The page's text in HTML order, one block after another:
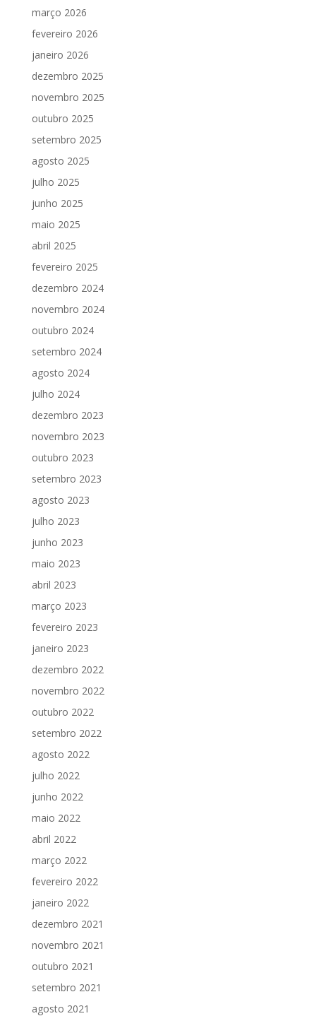
março 2026
fevereiro 2026
janeiro 2026
dezembro 2025
novembro 2025
outubro 2025
setembro 2025
agosto 2025
julho 2025
junho 2025
maio 2025
abril 2025
fevereiro 2025
dezembro 2024
novembro 2024
outubro 2024
setembro 2024
agosto 2024
julho 2024
dezembro 2023
novembro 2023
outubro 2023
setembro 2023
agosto 2023
julho 2023
junho 2023
maio 2023
abril 2023
março 2023
fevereiro 2023
janeiro 2023
dezembro 2022
novembro 2022
outubro 2022
setembro 2022
agosto 2022
julho 2022
junho 2022
maio 2022
abril 2022
março 2022
fevereiro 2022
janeiro 2022
dezembro 2021
novembro 2021
outubro 2021
setembro 2021
agosto 2021